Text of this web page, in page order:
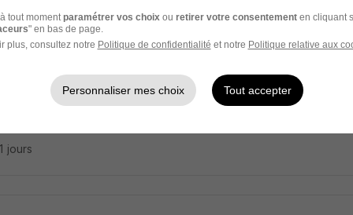
d'Établissement Marchand en
H/F
en-Barœul - 59 Alternance 504 - 1 867 € / mois 12 mois
jours
tout moment paramétrer vos choix ou retirer votre consentementen cliquant
" en bas de page.
plus, consultez notre Politique de confidentialité et notre Politique relative aux
Personnaliser mes choix Tout accepter